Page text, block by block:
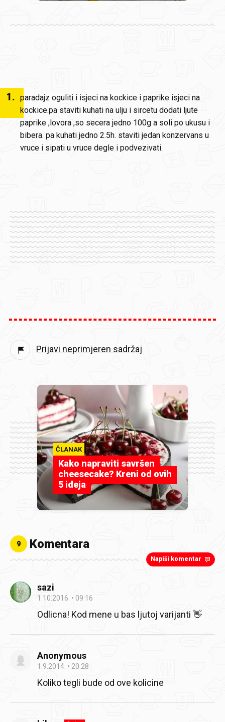
1. paradajz oguliti i isjeci na kockice i paprike isjeci na
kockice.pa staviti kuhati na ulju i sircetu dodati ljute
paprike ,lovora ,so secera jedno 100g a soli po ukusu i
bibera. pa kuhati jedno 2.5h. staviti jedan konzervans u
vruce i sipati u vruce degle i podvezivati.
Prijavi neprimjeren sadržaj
ČLANAK
Kako napraviti savršen
cheesecake? Kreni od ovih
5 ideja
9 Komentara
Napiši komentar
sazi
1.10.2016. 09:16
Odlicna! Kod mene u bas ljutoj varijanti 👋
Anonymous
1.9.2014. 20:28
Koliko tegli bude od ove kolicine